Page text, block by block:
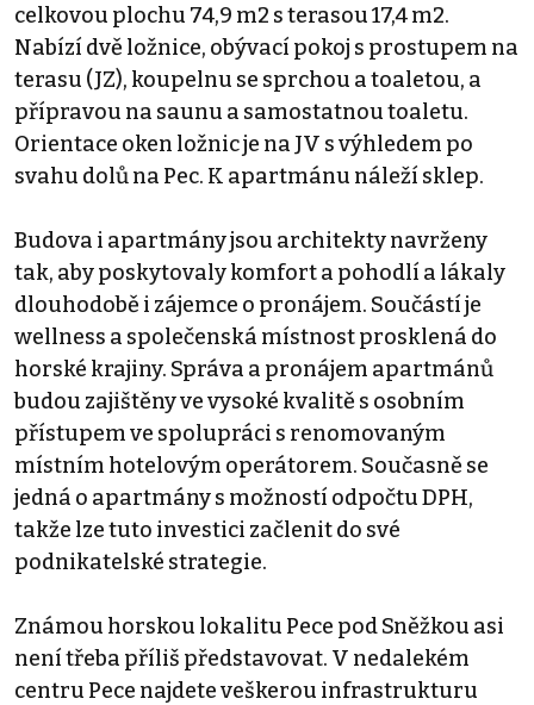
celkovou plochu 74,9 m2 s terasou 17,4 m2.
Nabízí dvě ložnice, obývací pokoj s prostupem na
terasu (JZ), koupelnu se sprchou a toaletou, a
přípravou na saunu a samostatnou toaletu.
Orientace oken ložnic je na JV s výhledem po
svahu dolů na Pec. K apartmánu náleží sklep.
Budova i apartmány jsou architekty navrženy
tak, aby poskytovaly komfort a pohodlí a lákaly
dlouhodobě i zájemce o pronájem. Součástí je
wellness a společenská místnost prosklená do
horské krajiny. Správa a pronájem apartmánů
budou zajištěny ve vysoké kvalitě s osobním
přístupem ve spolupráci s renomovaným
místním hotelovým operátorem. Současně se
jedná o apartmány s možností odpočtu DPH,
takže lze tuto investici začlenit do své
podnikatelské strategie.
Známou horskou lokalitu Pece pod Sněžkou asi
není třeba příliš představovat. V nedalekém
centru Pece najdete veškerou infrastrukturu